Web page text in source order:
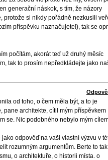
generační náskok, s tím, že názory
protože si nikdy pořádně nezkusili
příspěvku naznačujete!), tak se
počítám, akorát teď už druhý měsíc
tak to prosím nepředkládejte jako
od toho, o čem měla být, a to je
pane architekte, cítil mým příspěvkem
se. Nic podobného nebylo mým
odpověď na vaši vlastní výzvu v
rozumným argumentům. Berte to
o architektuře, o historii místa. o